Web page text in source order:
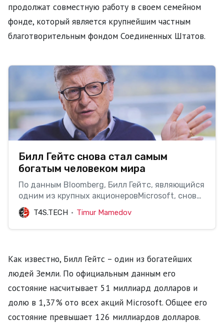
продолжат совместную работу в своем семейном
фонде, который является крупнейшим частным
благотворительным фондом Соединенных Штатов.
Билл Гейтс снова стал самым
богатым человеком мира
По данным Bloomberg, Билл Гейтс, являющийся
одним из крупных акционеровMicrosoft, снова
стал самым богатым человеком Земли, обогнав
CEO компанииAmazong — Джеффа Безоса.
«Безработному» Гейтсу выиграть «гонку
Пентагоном. Сумм…
T4S.TECH Timur Mamedov
Как известно, Билл Гейтс – один из богатейших
людей Земли. По официальным данным его
состояние насчитывает 51 миллиард долларов и
долю в 1,37% ото всех акций Microsoft. Общее его
состояние превышает 126 миллиардов долларов.